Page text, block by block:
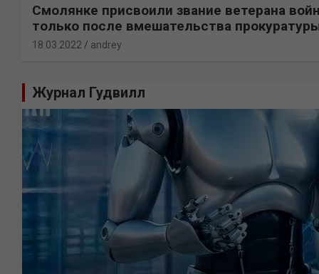
Смолянке присвоили звание ветерана
только после вмешательства
18.03.2022 andrey
Журнал Гудвилл